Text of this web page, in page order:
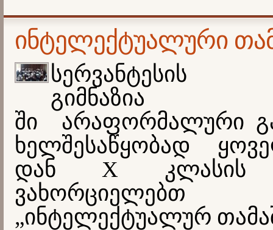
ინტელექტუალური
სერვანტესის
გიმნაზია
ში
არაფორმალური
ხელშესაწყობად
დან X კლასის
ვახორციელებთ
„ინტელექტუალურ